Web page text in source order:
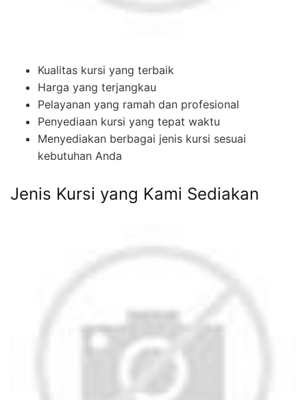
Kualitas kursi yang terbaik
Harga yang terjangkau
Pelayanan yang ramah dan profesional
Penyediaan kursi yang tepat waktu
Menyediakan berbagai jenis kursi sesuai
kebutuhan Anda
Jenis Kursi yang Kami Sediakan